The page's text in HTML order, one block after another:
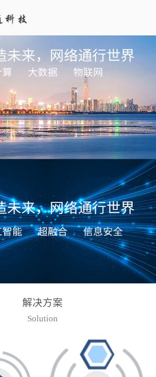
解决方案
Solution